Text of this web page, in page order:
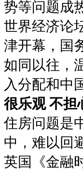
势等问题成
世界经济论
津开幕，国
如同以往，
入分配和中
很乐观 不担
住房问题是
中，难以回
英国《金融